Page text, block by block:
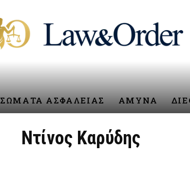
ΣΩΜΑΤΑ ΑΣΦΑΛΕΙΑΣ ΑΜΥΝΑ
Ντίνος Καρύδης